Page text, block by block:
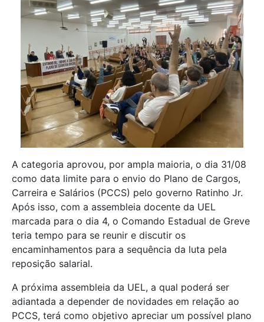
A categoria aprovou, por ampla maioria, o dia 31/08
como data limite para o envio do Plano de Cargos,
Carreira e Salários (PCCS) pelo governo Ratinho Jr.
Após isso, com a assembleia docente da UEL
marcada para o dia 4, o Comando Estadual de Greve
teria tempo para se reunir e discutir os
encaminhamentos para a sequência da luta pela
reposição salarial.
A próxima assembleia da UEL, a qual poderá ser
adiantada a depender de novidades em relação ao
PCCS, terá como objetivo apreciar um possível plano